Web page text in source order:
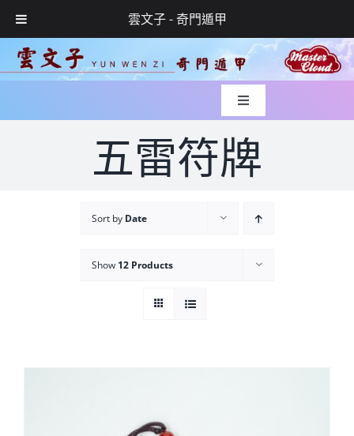
雲文子 - 奇門遁甲
Skip
to
Toggle
Navigation
入世緣起
玄學服務
五雷符牌
Sort by Date
Show 12 Products